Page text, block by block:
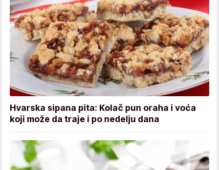
Hvarska sipana pita: Kolač pun oraha i voća
koji može da traje i po nedelju dana